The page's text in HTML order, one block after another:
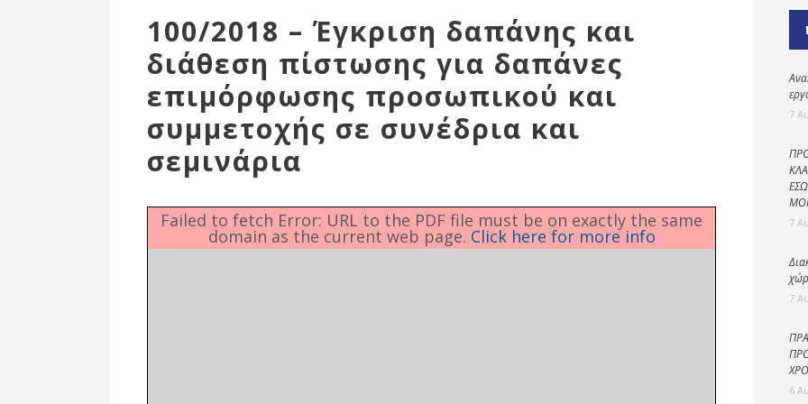
Δημοτικές
Ενότητες
100/2018 – Έγκριση δαπάνης και
διάθεση πίστωσης για δαπάνες
επιμόρφωσης προσωπικού και
συμμετοχής σε συνέδρια και
σεμινάρια
Failed to fetch Error: URL to the PDF file must be on exactly the same
domain as the current web page. Click here for more info
7
7
7
6